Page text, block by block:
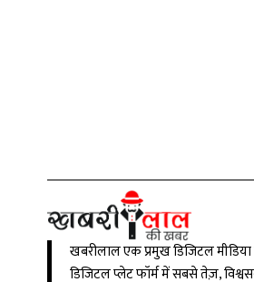
खबरीलाल एक प्रमुख डिजिटल
डिजिटल प्लेट फॉर्म में सबसे तेज़,